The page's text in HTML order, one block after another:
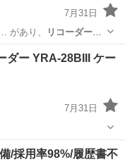
7月31日
があり、 リコーダー愛
ー、フルート、バイ…
書 リコーダー
ダー YRA-28BIII ケー
7月31日
デル リコーダー
/採用率98%/履歴書不